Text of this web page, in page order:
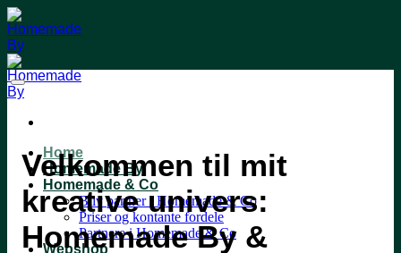
Fortsæt
til
indhold
Home
Homemade By
Homemade & Co
Bliv partner i Homemade & Co
Priser og kontante fordele
Partnere i Homemade & Co
Webshop
Velkommen til mit
kreative univers:
Homemade By &